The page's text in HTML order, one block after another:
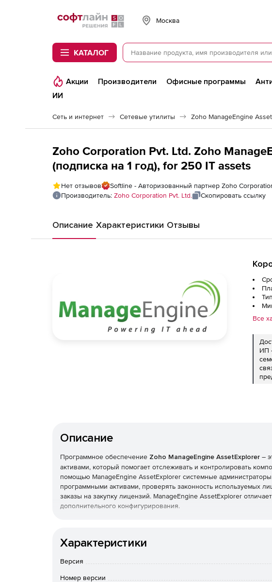
Softline
Москва
КАТАЛОГ
Акции Производители Офисные программы
ИИ
Сеть и интернет Сетевые утилиты Zoho ManageEngine
Zoho Corporation Pvt. Ltd. Zoho
(подписка на 1 год), for 250 IT assets
Нет отзывов
Softline - Авторизованный партнер Zoho
Производитель: Zoho Corporation Pvt. Ltd. Скопировать ссылку
Описание Характеристики Отзывы
Все
ИП
Описание
Программное обеспечение Zoho ManageEngine AssetExplorer –
активами, который помогает отслеживать и контролировать
помощью ManageEngine AssetExplorer системные
программными активами, проверять законность используемых
заказы на закупку лицензий. ManageEngine AssetExplorer
дополнительного конфигурирования.
Обнаружение и мониторинг всех IT-активов (АО и ПО) из
Принятие информированных решений о планировании и
Характеристики
Версия
Номер версии